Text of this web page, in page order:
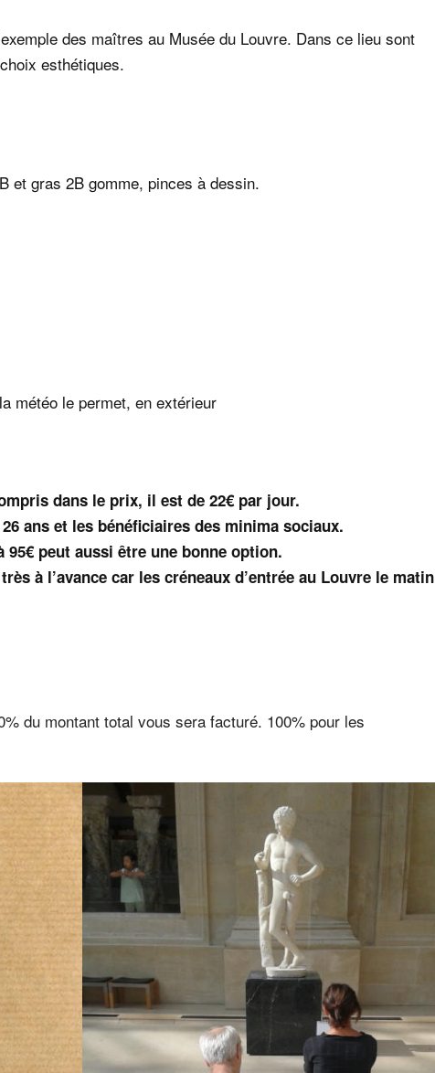
des maîtres au Musée du Louvre. Dans ce lieu sont
esthétiques.
et gras 2B gomme, pinces à dessin.
météo le permet, en extérieur
dans le prix, il est de 22€ par jour.
ans et les bénéficiaires des minima sociaux.
peut aussi être une bonne option.
à l’avance car les créneaux d’entrée au Louvre le matin
du montant total vous sera facturé. 100% pour les